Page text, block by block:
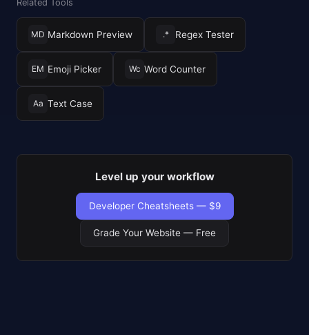
Related Tools
MD Markdown Preview .* Regex Tester
EM Emoji Picker Wc Word Counter
Aa Text Case
Level up your workflow
Developer Cheatsheets — $9
Grade Your Website — Free